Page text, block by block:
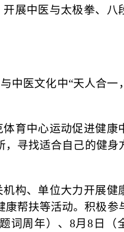
开展中医与太极拳、八
中医文化中“天人合一
育中心运动促进健康
，寻找适合自己的健身
构、单位大力开展健
帮扶等活动。积极参
词周年）、8月8日（